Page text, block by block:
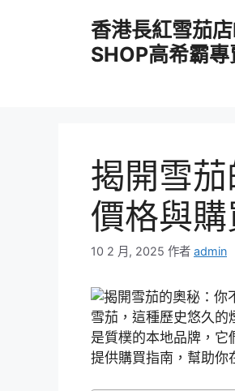
香港長紅雪茄
SHOP高希霸專
揭開雪
價格與
10 2 月, 2025 作者 admin
雪茄，這種歷史悠久的
是質樸的本地品牌，它
提供購買指南，幫助你